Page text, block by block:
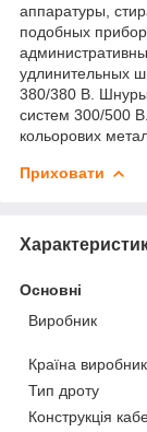
аппаратуры,
подобных
удлинительных
380/380 В. Шнуры
систем 300/500
кольорових
Приховати
Основні
Виробник
Країна виробник
Тип дроту
Конструкція